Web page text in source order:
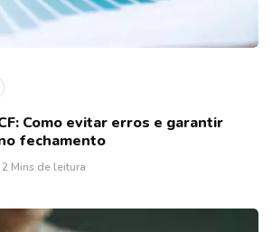
Como evitar erros e garantir
fechamento
2 Mins de leitura